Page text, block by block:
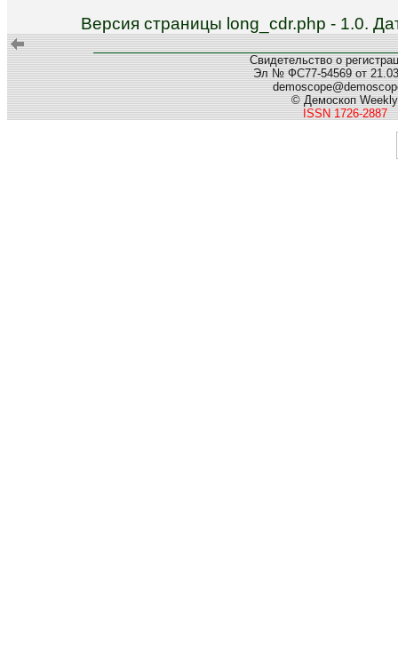
Версия страницы long_cdr.php - 1.0.
Свидетельство о
Эл № ФС77-54569 от
© Демоскоп Weekly
ISSN 1726-2887